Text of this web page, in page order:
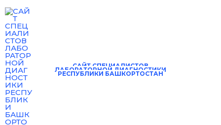
Перейти
содержимому
САЙТ СПЕЦИАЛИСТОВ
ЛАБОРАТОРНОЙ ДИАГНОСТИКИ
РЕСПУБЛИКИ БАШКОРТОСТАН